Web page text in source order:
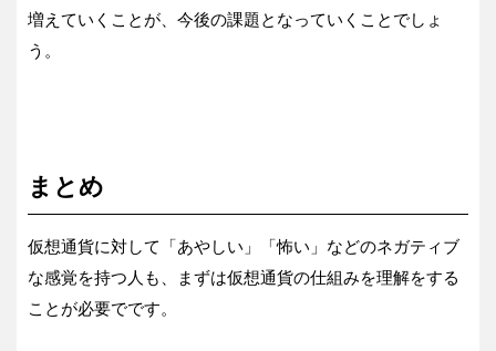
増えていくことが、今後の課題となっていくことでしょ
う。
まとめ
仮想通貨に対して「あやしい」「怖い」などのネガティブ
な感覚を持つ人も、まずは仮想通貨の仕組みを理解をする
ことが必要でです。